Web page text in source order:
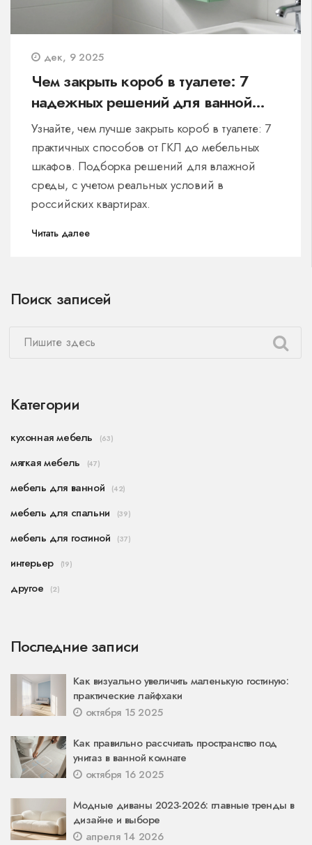
дек, 9 2025
Чем закрыть короб в туалете: 7
надежных решений для ванной
комнаты
Узнайте, чем лучше закрыть короб в туалете: 7
практичных способов от ГКЛ до мебельных
шкафов. Подборка решений для влажной
среды, с учетом реальных условий в
российских квартирах.
Читать далее
Поиск записей
Категории
кухонная мебель (63)
мягкая мебель (47)
мебель для ванной (42)
мебель для спальни (39)
мебель для гостиной (37)
интерьер (19)
другое (2)
Последние записи
Как визуально увеличить маленькую гостиную:
практические лайфхаки
октября 15 2025
Как правильно рассчитать пространство под
унитаз в ванной комнате
октября 16 2025
Модные диваны 2023-2026: главные тренды в
дизайне и выборе
апреля 14 2026